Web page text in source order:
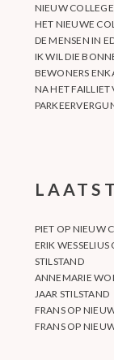
NIEUW
HET NIEUWE
DE MENSEN IN
IK WIL DIE
BEWONERS
NA HET
PIET OP NIEUW
ERIK WESSELIUS
STILSTAND
ANNEMARIE
JAAR STILSTAND
FRANSOP
FRANSOP